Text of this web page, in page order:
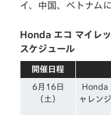
イ、中国、ベトナム
Honda エコ マイレ
スケジュール
開催日程
6月16日
（土）
Honda
ャレン